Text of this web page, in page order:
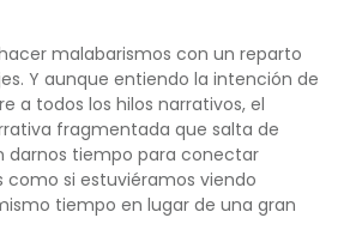
malabarismos con un reparto
Y aunque entiendo la intención de
a todos los hilos narrativos, el
fragmentada que salta de
darnos tiempo para conectar
como si estuviéramos viendo
tiempo en lugar de una gran